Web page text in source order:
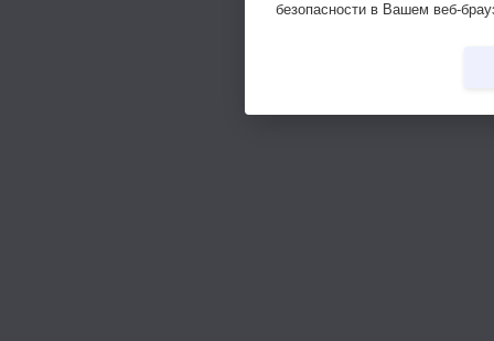
безопасности в Вашем веб-